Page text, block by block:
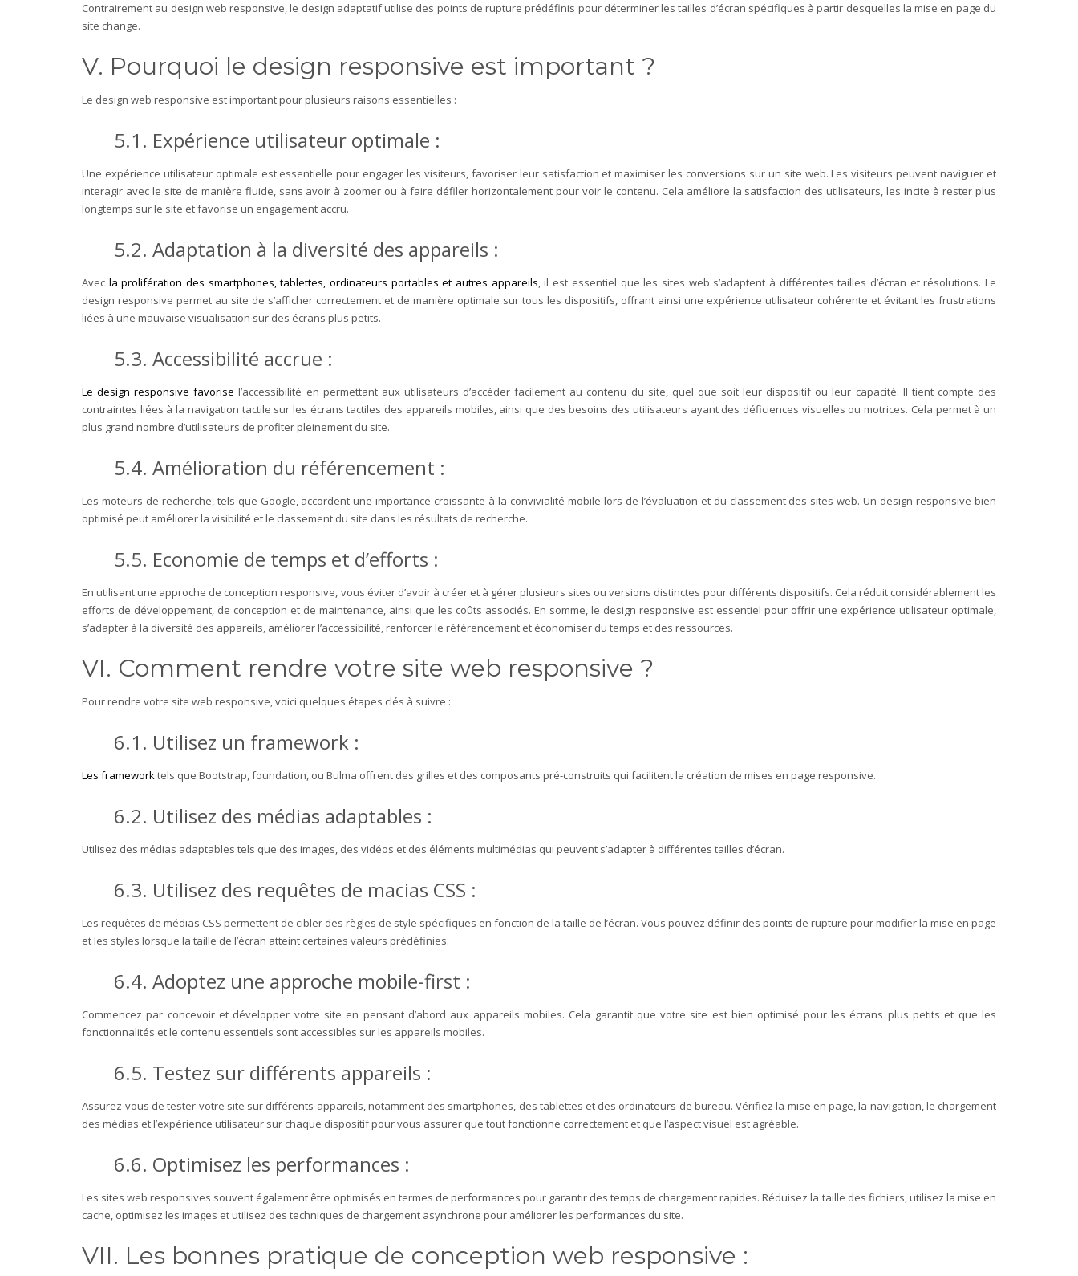
Contrairement au design web responsive, le design adaptatif utilise des points de rupture prédéfinis pour déterminer les tailles d’écran spécifiques à partir desquelles la mise en page du
site change.
V. Pourquoi le design responsive est important ?
Le design web responsive est important pour plusieurs raisons essentielles :
5.1. Expérience utilisateur optimale :
Une expérience utilisateur optimale est essentielle pour engager les visiteurs, favoriser leur satisfaction et maximiser les conversions sur un site web. Les visiteurs peuvent naviguer et
interagir avec le site de manière fluide, sans avoir à zoomer ou à faire défiler horizontalement pour voir le contenu. Cela améliore la satisfaction des utilisateurs, les incite à rester plus
longtemps sur le site et favorise un engagement accru.
5.2. Adaptation à la diversité des appareils :
Avec la prolifération des smartphones, tablettes, ordinateurs portables et autres appareils, il est essentiel que les sites web s’adaptent à différentes tailles d’écran et résolutions. Le
design responsive permet au site de s’afficher correctement et de manière optimale sur tous les dispositifs, offrant ainsi une expérience utilisateur cohérente et évitant les frustrations
liées à une mauvaise visualisation sur des écrans plus petits.
5.3. Accessibilité accrue :
Le design responsive favorise l’accessibilité en permettant aux utilisateurs d’accéder facilement au contenu du site, quel que soit leur dispositif ou leur capacité. Il tient compte des
contraintes liées à la navigation tactile sur les écrans tactiles des appareils mobiles, ainsi que des besoins des utilisateurs ayant des déficiences visuelles ou motrices. Cela permet à un
plus grand nombre d’utilisateurs de profiter pleinement du site.
5.4. Amélioration du référencement :
Les moteurs de recherche, tels que Google, accordent une importance croissante à la convivialité mobile lors de l’évaluation et du classement des sites web. Un design responsive bien
optimisé peut améliorer la visibilité et le classement du site dans les résultats de recherche.
5.5. Economie de temps et d’efforts :
En utilisant une approche de conception responsive, vous éviter d’avoir à créer et à gérer plusieurs sites ou versions distinctes pour différents dispositifs. Cela réduit considérablement les
efforts de développement, de conception et de maintenance, ainsi que les coûts associés. En somme, le design responsive est essentiel pour offrir une expérience utilisateur optimale,
s’adapter à la diversité des appareils, améliorer l’accessibilité, renforcer le référencement et économiser du temps et des ressources.
VI. Comment rendre votre site web responsive ?
Pour rendre votre site web responsive, voici quelques étapes clés à suivre :
6.1. Utilisez un framework :
Les frameworktels que Bootstrap, foundation, ou Bulma offrent des grilles et des composants pré-construits qui facilitent la création de mises en page responsive.
6.2. Utilisez des médias adaptables :
Utilisez des médias adaptables tels que des images, des vidéos et des éléments multimédias qui peuvent s’adapter à différentes tailles d’écran.
6.3. Utilisez des requêtes de macias CSS :
Les requêtes de médias CSS permettent de cibler des règles de style spécifiques en fonction de la taille de l’écran. Vous pouvez définir des points de rupture pour modifier la mise en page
et les styles lorsque la taille de l’écran atteint certaines valeurs prédéfinies.
6.4. Adoptez une approche mobile-first :
Commencez par concevoir et développer votre site en pensant d’abord aux appareils mobiles. Cela garantit que votre site est bien optimisé pour les écrans plus petits et que les
fonctionnalités et le contenu essentiels sont accessibles sur les appareils mobiles.
6.5. Testez sur différents appareils :
Assurez-vous de tester votre site sur différents appareils, notamment des smartphones, des tablettes et des ordinateurs de bureau. Vérifiez la mise en page, la navigation, le chargement
des médias et l’expérience utilisateur sur chaque dispositif pour vous assurer que tout fonctionne correctement et que l’aspect visuel est agréable.
6.6. Optimisez les performances :
Les sites web responsives souvent également être optimisés en termes de performances pour garantir des temps de chargement rapides. Réduisez la taille des fichiers, utilisez la mise en
cache, optimisez les images et utilisez des techniques de chargement asynchrone pour améliorer les performances du site.
VII. Les bonnes pratique de conception web responsive :